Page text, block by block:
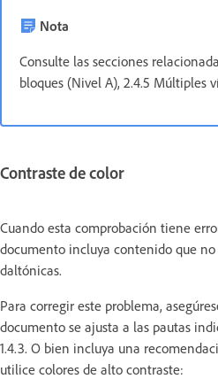
Nota
Consulte las secciones
bloques (Nivel A), 2.4.5 Múltiples
Contraste de color
Cuando esta comprobación tiene
documento incluya contenido que no
daltónicas.
Para corregir este problema,
documento se ajusta a las pautas
1.4.3. O bien incluya una
utilice colores de alto contraste: